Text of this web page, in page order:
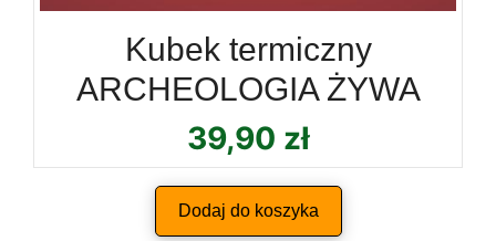
Kubek termiczny
ARCHEOLOGIA ŻYWA
39,90 zł
Dodaj do koszyka